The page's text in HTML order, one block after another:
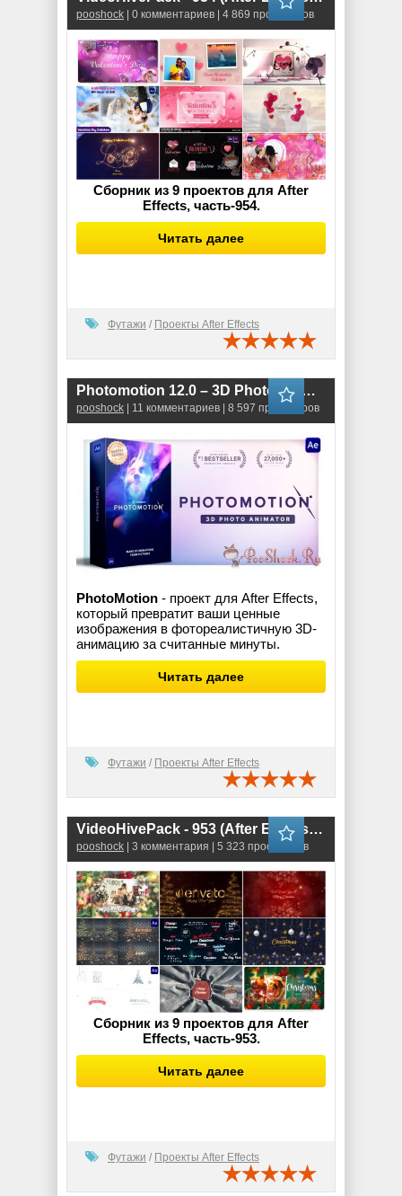
pooshock | 0 комментариев | 4 869 просмотров
Сборник из 9 проектов для After
Effects, часть-954.
Читать далее
Футажи / Проекты After Effects
Photomotion 12.0 – 3D Photo Animator (6 in 1)
pooshock | 11 комментариев | 8 597 просмотров
PhotoMotion - проект для After Effects,
который превратит ваши ценные
изображения в фотореалистичную 3D-
анимацию за считанные минуты.
Читать далее
Футажи / Проекты After Effects
VideoHivePack - 953 (After Effects Projects Pack)
pooshock | 3 комментария | 5 323 просмотров
Сборник из 9 проектов для After
Effects, часть-953.
Читать далее
Футажи / Проекты After Effects